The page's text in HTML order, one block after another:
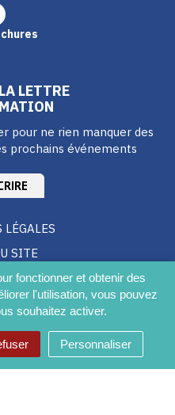
fonctionner et obtenir des
l'utilisation, vous pouvez
souhaitez activer.
Personnaliser
LETTRE
pour ne rien manquer des
prochains événements
SITE
DU SITE